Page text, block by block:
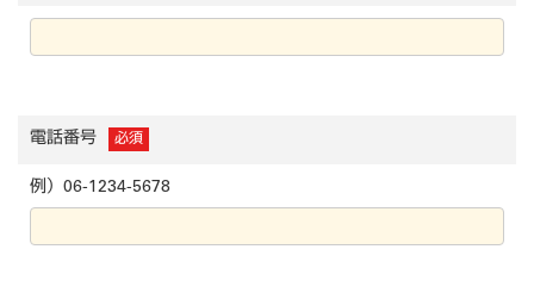
電話番号 必須
例）06-1234-5678